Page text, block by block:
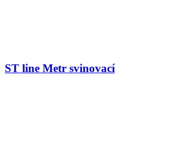
ST line Metr svinovací